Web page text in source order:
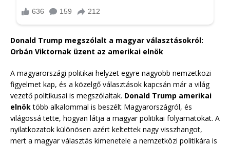
Donald Trump megszólalt a magyar választásokról:
Orbán Viktornak üzent az amerikai elnök
A magyarországi politikai helyzet egyre nagyobb nemzetközi
figyelmet kap, és a közelgő választások kapcsán már a világ
vezető politikusai is megszólaltak. Donald Trump amerikai
elnöktöbb alkalommal is beszélt Magyarországról, és
világossá tette, hogyan látja a magyar politikai folyamatokat. A
nyilatkozatok különösen azért keltettek nagy visszhangot,
mert a magyar választás kimenetele a nemzetközi politikára is